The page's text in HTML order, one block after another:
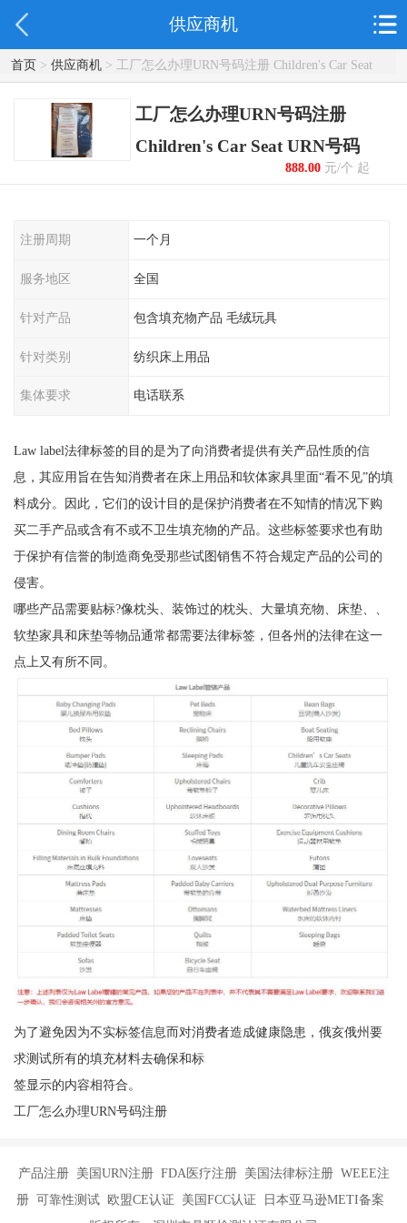
供应商机
首页> 供应商机> 工厂怎么办理URN号码注册 Children's Car Seat
URN号码
工厂怎么办理URN号码注册
Children's Car Seat URN号码
888.00元/个 起
注册周期 一个月
服务地区 全国
针对产品 包含填充物产品 毛绒玩具
针对类别 纺织床上用品
集体要求 电话联系
Law label法律标签的目的是为了向消费者提供有关产品性质的信
息，其应用旨在告知消费者在床上用品和软体家具里面“看不见”的填
料成分。因此，它们的设计目的是保护消费者在不知情的情况下购
买二手产品或含有不或不卫生填充物的产品。这些标签要求也有助
于保护有信誉的制造商免受那些试图销售不符合规定产品的公司的
侵害。
哪些产品需要贴标?像枕头、装饰过的枕头、大量填充物、床垫、、
软垫家具和床垫等物品通常都需要法律标签，但各州的法律在这一
点上又有所不同。
为了避免因为不实标签信息而对消费者造成健康隐患，俄亥俄州要
求测试所有的填充材料去确保和标
签显示的内容相符合。
工厂怎么办理URN号码注册
产品注册 美国URN注册 FDA医疗注册 美国法律标注册 WEEE注
册 可靠性测试 欧盟CE认证 美国FCC认证 日本亚马逊METI备案